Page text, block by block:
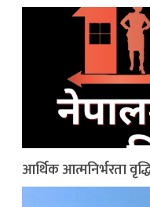
आर्थिक आत्मनिर्भरता